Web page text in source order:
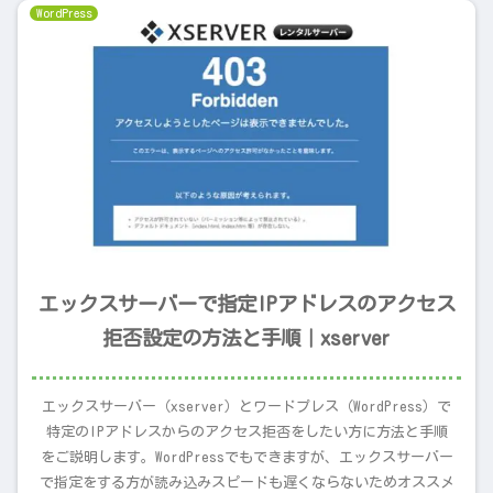
WordPress
エックスサーバーで指定IPアドレスのアクセス
拒否設定の方法と手順｜xserver
エックスサーバー（xserver）とワードプレス（WordPress）で
特定のIPアドレスからのアクセス拒否をしたい方に方法と手順
をご説明します。WordPressでもできますが、エックスサーバー
で指定をする方が読み込みスピードも遅くならないためオススメ